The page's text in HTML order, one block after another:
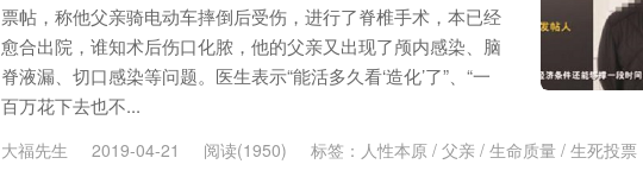
票帖，称他父亲骑电动车摔倒后受伤，进行了脊椎手术，本已经
愈合出院，谁知术后伤口化脓，他的父亲又出现了颅内感染、脑
脊液漏、切口感染等问题。医生表示“能活多久看‘造化’了”、“一
百万花下去也不...
大福先生 2019-04-21 阅读(1950) 标签： 人性本原 / 父亲 / 生命质量 / 生死投票